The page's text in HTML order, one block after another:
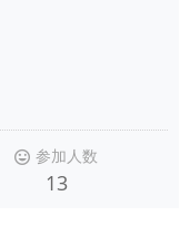
参加人数
13